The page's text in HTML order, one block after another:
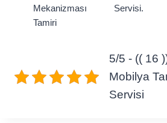
Mekanizması
Tamiri
Servisi.
5/5 - (( 16
Mobilya
Servisi